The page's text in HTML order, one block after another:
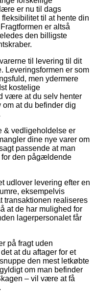
er nu til dags
til at hente din
er altså
den billigste
til levering til dit
Leveringsformen er som
men ydermere
kostelige
være at du selv henter
at du befinder dig
& vedligeholdelse er
dine nye varer om
passende at man
for den pågældende
udlover levering efter en
eksempelvis
transaktionen realiseres
at de har mulighed for
lagerpersonalet får
på fragt uden
at du aftager for et
den mest letkøbte
om man befinder
– vil være at få